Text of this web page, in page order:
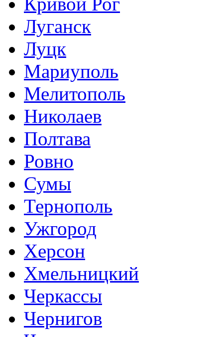
Луганск
Луцк
Мариуполь
Мелитополь
Николаев
Полтава
Ровно
Сумы
Тернополь
Ужгород
Херсон
Хмельницкий
Черкассы
Чернигов